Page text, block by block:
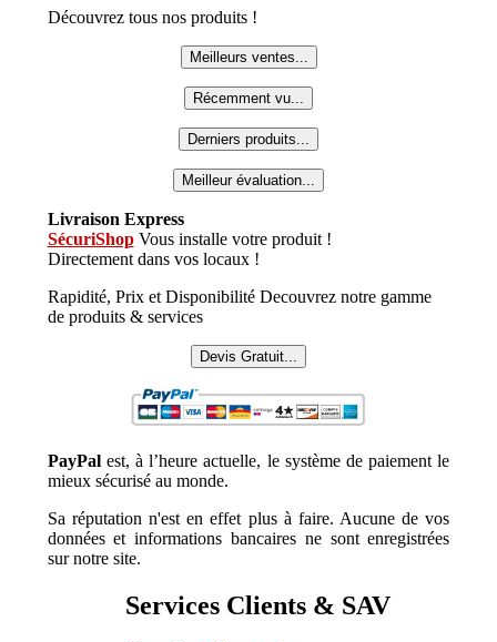
Découvrez tous nos produits !
Meilleurs ventes...
Récemment vu...
Derniers produits...
Meilleur évaluation...
Livraison Express
SécuriShopVous installe votre produit !
Directement dans vos locaux !
Rapidité, Prix et Disponibilité Decouvrez notre gamme
de produits & services
Devis Gratuit...
PayPalest, à l’heure actuelle, le système de paiement le
mieux sécurisé au monde.
Sa réputation n'est en effet plus à faire. Aucune de vos
données et informations bancaires ne sont enregistrées
sur notre site.
Services Clients & SAV